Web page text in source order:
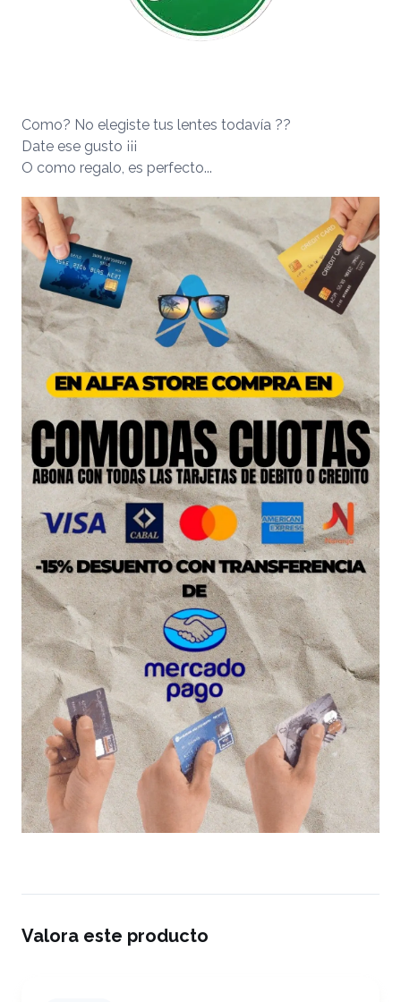
Como? No elegiste tus lentes todavía ??
Date ese gusto ¡¡¡
O como regalo, es perfecto...
Valora este producto